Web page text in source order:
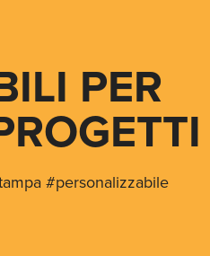
PER
#personalizzabile